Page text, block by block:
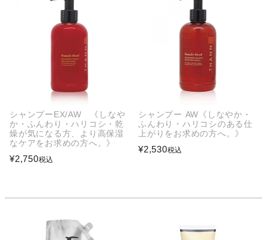
シャンプーEX/AW 《しなや
か・ふんわり・ハリコシ・乾
燥が気になる方、より高保湿
なケアをお求めの方へ。》
¥2,750税込
シャンプー AW《しなやか・
ふんわり・ハリコシのある仕
上がりをお求めの方へ。》
¥2,530税込